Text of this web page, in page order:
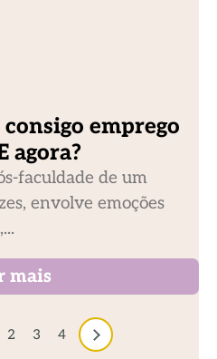
emprego
agora?
faculdade de um
envolve emoções
mais
2 3 4